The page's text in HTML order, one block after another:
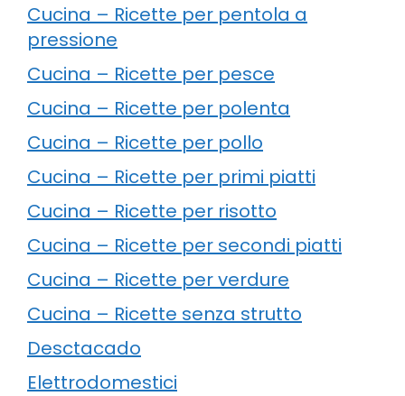
Cucina – Ricette per pentola a
pressione
Cucina – Ricette per pesce
Cucina – Ricette per polenta
Cucina – Ricette per pollo
Cucina – Ricette per primi piatti
Cucina – Ricette per risotto
Cucina – Ricette per secondi piatti
Cucina – Ricette per verdure
Cucina – Ricette senza strutto
Desctacado
Elettrodomestici